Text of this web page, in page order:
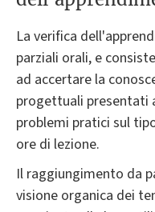
La verifica
parziali orali, e
ad accertare la
progettuali presentati
problemi pratici sul
ore di lezione.
Il raggiungimento da
visione organica dei